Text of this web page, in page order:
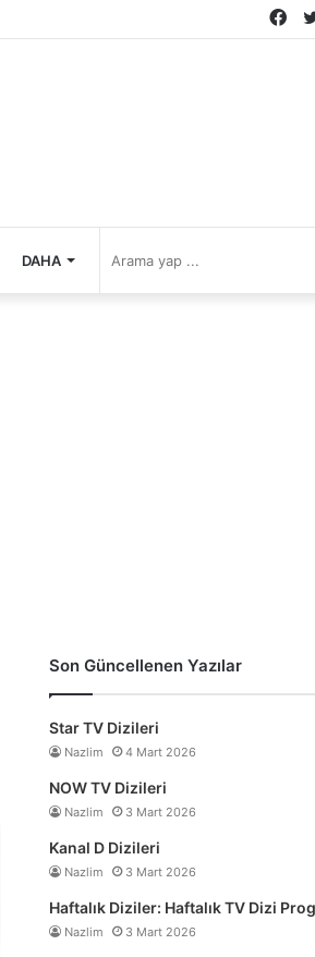
DAHA
Son Güncellenen Yazılar
Star TV Dizileri
Nazlim 4 Mart 2026
NOW TV Dizileri
Nazlim 3 Mart 2026
Kanal D Dizileri
Nazlim 3 Mart 2026
Haftalık Diziler: Haftalık TV Dizi
Nazlim 3 Mart 2026